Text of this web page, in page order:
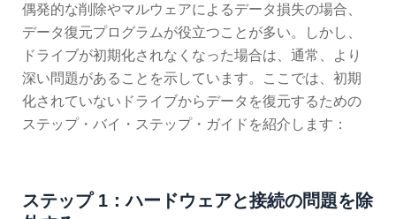
偶発的な削除やマルウェアによるデータ損失の場合、
データ復元プログラムが役立つことが多い。しかし、
ドライブが初期化されなくなった場合は、通常、より
深い問題があることを示しています。ここでは、初期
化されていないドライブからデータを復元するための
ステップ・バイ・ステップ・ガイドを紹介します：
ステップ 1：ハードウェアと接続の問題を除